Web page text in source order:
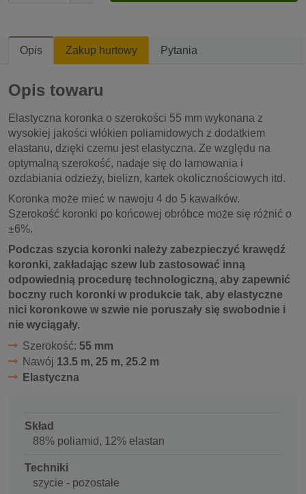
Opis Zakup hurtowy Pytania
Opis towaru
Elastyczna koronka o szerokości 55 mm wykonana z
wysokiej jakości włókien poliamidowych z dodatkiem
elastanu, dzięki czemu jest elastyczna. Ze względu na
optymalną szerokość, nadaje się do lamowania i
ozdabiania odzieży, bielizn, kartek okolicznościowych itd.
Koronka może mieć w nawoju 4 do 5 kawałków.
Szerokość koronki po końcowej obróbce może się różnić o
±6%.
Podczas szycia koronki należy zabezpieczyć krawędź
koronki, zakładając szew lub zastosować inną
odpowiednią procedurę technologiczną, aby zapewnić
boczny ruch koronki w produkcie tak, aby elastyczne
nici koronkowe w szwie nie poruszały się swobodnie i
nie wyciągały.
Szerokość: 55 mm
Nawój 13.5 m, 25 m, 25.2 m
Elastyczna
Skład
88% poliamid, 12% elastan
Techniki
szycie - pozostałe